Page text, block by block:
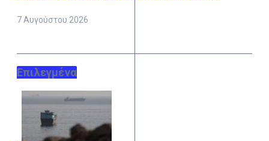
7 Αυγούστου 2026
Επιλεγμένα